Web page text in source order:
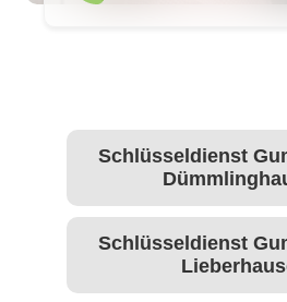
Schlüsseldienst
Schlüsseldienst